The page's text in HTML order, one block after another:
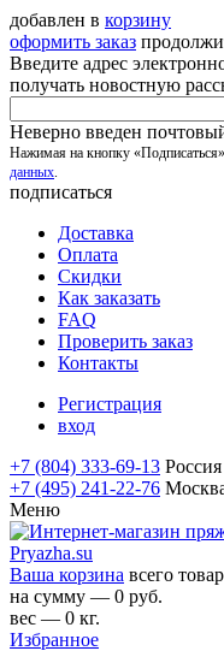
добавлен в корзину
оформить заказ
Введите адрес
получать новостную
Неверно введен
Нажимая на кнопку
данных.
подписаться
Доставка
Оплата
Скидки
Как заказать
FAQ
Проверить заказ
Контакты
Регистрация
вход
+7 (804) 333-69-13 Россия
+7 (495) 241-22-76
Меню
Ваша корзина всего
на сумму — 0 руб.
вес — 0 кг.
Избранное